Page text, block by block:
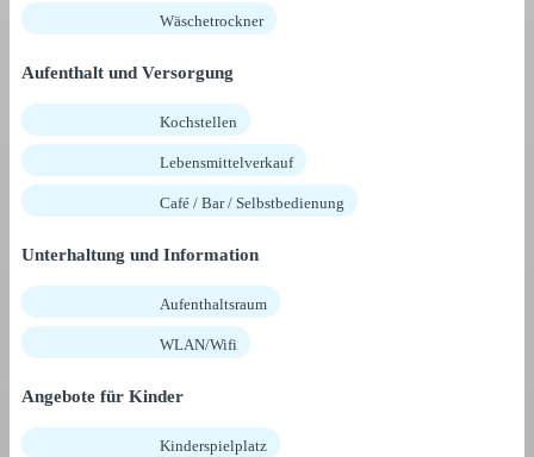
Wäschetrockner
Aufenthalt und Versorgung
Kochstellen
Lebensmittelverkauf
Café / Bar / Selbstbedienung
Unterhaltung und Information
Aufenthaltsraum
WLAN/Wifi
Angebote für Kinder
Kinderspielplatz